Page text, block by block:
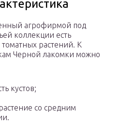
агрофирмой под
коллекции есть
растений. К
Черной лакомки можно
кустов;
со средним